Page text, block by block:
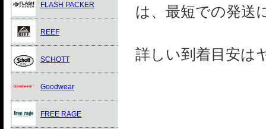
は、最短での発送
詳しい到着目安は
FLASH PACKER
REEF
SCHOTT
Goodwear
FREE RAGE